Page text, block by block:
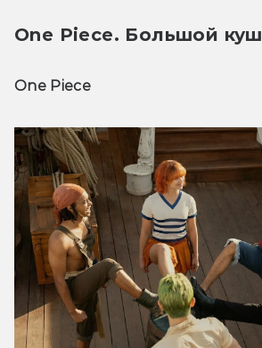
One Piece. Большой куш
One Piece